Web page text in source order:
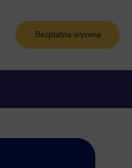
Bezpłatna wycena